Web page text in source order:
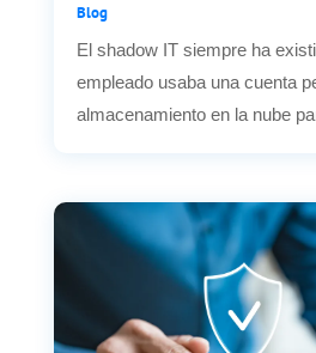
Blog
El shadow IT siempre ha
empleado usaba una cuenta
almacenamiento en la nube